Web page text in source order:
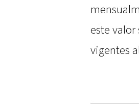
este
vigentes